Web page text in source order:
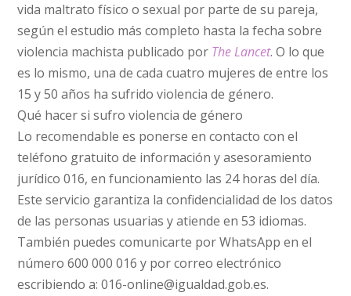
vida maltrato físico o sexual por parte de su pareja,
según el estudio más completo hasta la fecha sobre
violencia machista publicado por The Lancet. O lo que
es lo mismo, una de cada cuatro mujeres de entre los
15 y 50 años ha sufrido violencia de género.
Qué hacer si sufro violencia de género
Lo recomendable es ponerse en contacto con el
teléfono gratuito de información y asesoramiento
jurídico 016, en funcionamiento las 24 horas del día.
Este servicio garantiza la confidencialidad de los datos
de las personas usuarias y atiende en 53 idiomas.
También puedes comunicarte por WhatsApp en el
número 600 000 016 y por correo electrónico
escribiendo a: 016-online@igualdad.gob.es.